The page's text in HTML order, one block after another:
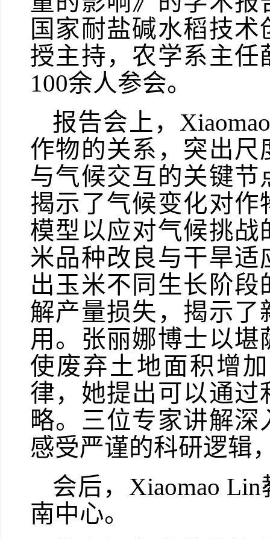
国家耐盐碱水稻技
授主持，农学系主
100余人参会。
报告会上，
作物的关系，突出
与气候交互的关键
揭示了气候变化对
模型以应对气候挑战
米品种改良与干旱
出玉米不同生长阶
解产量损失，揭示
用。张丽娜博士以
使废弃土地面积增
律，她提出可以通
略。三位专家讲解
感受严谨的科研逻辑
会后， Xiaomao
南中心。